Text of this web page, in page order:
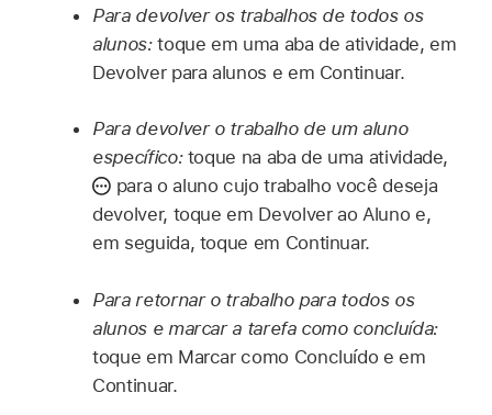
Para devolver os trabalhos de todos os
alunos:toque em uma aba de atividade, em
Devolver para alunos e em Continuar.
Para devolver o trabalho de um aluno
específico: toque na aba de uma atividade,
para o aluno cujo trabalho você deseja
devolver, toque em Devolver ao Aluno e,
em seguida, toque em Continuar.
Para retornar o trabalho para todos os
alunos e marcar a tarefa como concluída:
toque em Marcar como Concluído e em
Continuar.